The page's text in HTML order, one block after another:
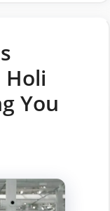
Holi
You